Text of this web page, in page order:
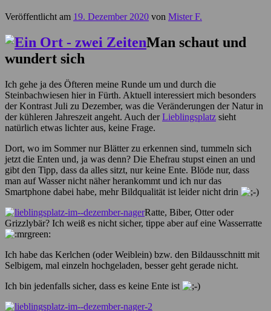
Veröffentlicht am 19. Dezember 2020 von Mister F.
Man schaut und
wundert sich
Ich gehe ja des Öfteren meine Runde um und durch die
Steinbachwiesen hier in Fürth. Aktuell interessiert mich besonders
der Kontrast Juli zu Dezember, was die Veränderungen der Natur in
der kühleren Jahreszeit angeht. Auch derLieblingsplatz sieht
natürlich etwas lichter aus, keine Frage.
Dort, wo im Sommer nur Blätter zu erkennen sind, tummeln sich
jetzt die Enten und, ja was denn? Die Ehefrau stupst einen an und
gibt den Tipp, dass da alles sitzt, nur keine Ente. Blöde nur, dass
man auf Wasser nicht näher herankommt und ich nur das
Smartphone dabei habe, mehr Bildqualität ist leider nicht drin
Ratte, Biber, Otter oder
Grizzlybär? Ich weiß es nicht sicher, tippe aber auf eine Wasserratte
Ich habe das Kerlchen (oder Weiblein) bzw. den Bildausschnitt mit
Selbigem, mal einzeln hochgeladen, besser geht gerade nicht.
Ich bin jedenfalls sicher, dass es keine Ente ist